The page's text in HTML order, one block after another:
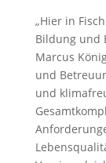
„Hier in
Bildung und
Marcus
und
und